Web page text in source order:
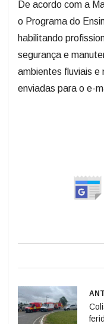
De acordo com a
o Programa do
habilitando
segurança e
ambientes fluviais
enviadas para o e-